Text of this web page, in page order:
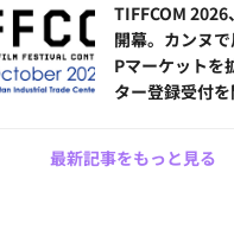
TIFFCOM 2026
開幕。カンヌ
Pマーケットを
ター登録受付
最新記事をもっと見る